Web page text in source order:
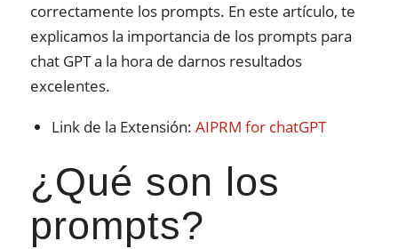
correctamente los prompts. En este artículo, te
explicamos la importancia de los prompts para
chat GPT a la hora de darnos resultados
excelentes.
Link de la Extensión: AIPRM for chatGPT
¿Qué son los
prompts?